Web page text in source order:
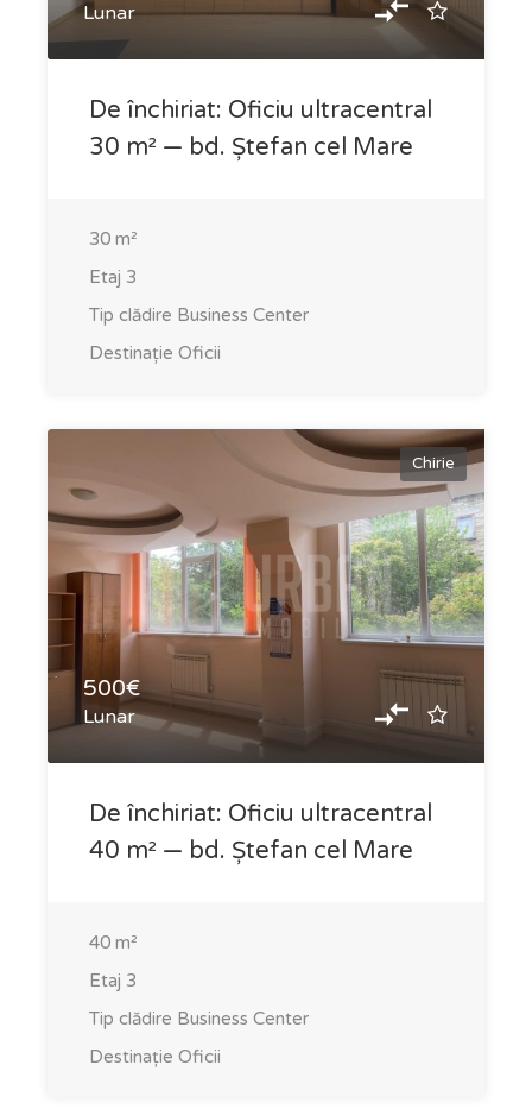
Lunar
De închiriat: Oficiu ultracentral
30 m² — bd. Ștefan cel Mare
30 m²
Etaj 3
Tip clădire Business Center
Destinație Oficii
Chirie
500€
Lunar
De închiriat: Oficiu ultracentral
40 m² — bd. Ștefan cel Mare
40 m²
Etaj 3
Tip clădire Business Center
Destinație Oficii